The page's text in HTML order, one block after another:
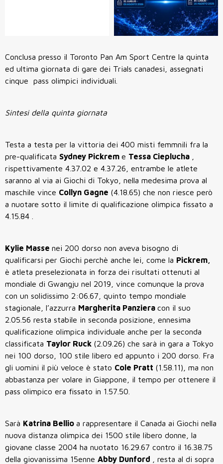
Conclusa presso il Toronto Pan Am Sport Centre la quinta
ed ultima giornata di gare dei Trials canadesi, assegnati
cinque pass olimpici individuali.
Sintesi della quinta giornata
Testa a testa per la vittoria dei 400 misti femmnili fra la
pre-qualificata Sydney Pickrem e Tessa Cieplucha
rispettivamente 4.37.02 e 4.37.26, entrambe le atlete
saranno al via ai Giochi di Tokyo, nella medesima prova al
maschile vince Collyn Gagne (4.18.65) che non riesce però
a nuotare sotto il limite di qualificazione olimpica fissato a
4.15.84 .
Kylie Masse nei 200 dorso non aveva bisogno di
qualificarsi per Giochi perchè anche lei, come la Pickrem,
è atleta preselezionata in forza dei risultati ottenuti al
mondiale di Gwangju nel 2019, vince comunque la prova
con un solidissimo 2:06.67, quinto tempo mondiale
stagionale, l’azzurra Margherita Panziera con il suo
2.05.56 resta stabile in seconda posizione, ennesima
qualificazione olimpica individuale anche per la seconda
classificata Taylor Ruck (2.09.26) che sarà in gara a Tokyo
nei 100 dorso, 100 stile libero ed appunto i 200 dorso. Fra
gli uomini il più veloce è stato Cole Pratt (1.58.11), ma non
abbastanza per volare in Giappone, il tempo per ottenere il
pass olimpico era fissato in 1.57.50.
Sarà Katrina Bellio a rappresentare il Canada ai Giochi nella
nuova distanza olimpica dei 1500 stile libero donne, la
giovane classe 2004 ha nuotato 16.29.67 contro il 16.38.75
della giovanissima 15enne Abby Dunford
, resta al di sopra